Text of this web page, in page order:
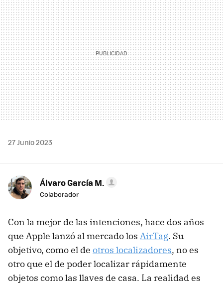
27 Junio 2023
Álvaro García M.
Colaborador
Con la mejor de las intenciones, hace dos años
que Apple lanzó al mercado los AirTag. Su
objetivo, como el de otros localizadores, no es
otro que el de poder localizar rápidamente
objetos como las llaves de casa. La realidad es